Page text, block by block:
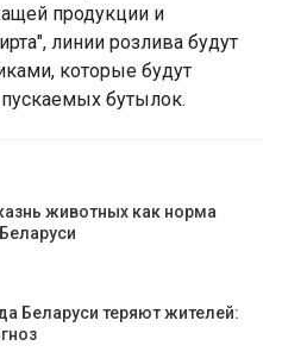
продукции и
линии розлива будут
которые будут
бутылок.
животных как норма
Беларуси теряют жителей: